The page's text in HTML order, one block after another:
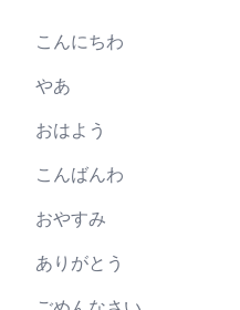
こんにちわ
やあ
おはよう
こんばんわ
おやすみ
ありがとう